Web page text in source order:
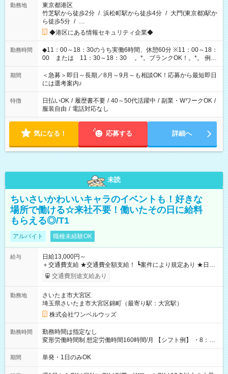
勤務地
東京都港区
竹芝駅から徒歩2分 / 浜松町駅から徒歩4分 / 大門(東京都)駅か
ら徒歩5分 / …
◆港区にある情報セキュリティ企業◆
勤務時間
◆11：00～18：30のうち実働6時間、休憩60分 ※11：00～18：
00 または 11：30～18：30 。*。ブランクOK！。*。 例え
ば前職が、 在宅/財団法人/事務/コールセンター/受付/販売/カフェ
スタッフ スイーツ販売/ホテルフロント/化粧品販売/など 様々な
業界から入社して活躍されています♪
期間
＜急募＞即日～長期／8月～9月～も相談OK！応募から最短即日
には選考案内♪
特徴 日払いOK / 履歴書不要 / 40～50代活躍中 / 副業・WワークOK /
服装自由 / 電話対応なし
気になる！ 応募する 詳細へ
未読
ちいさいかわいいキャラのイベントも！好きな
場所で働ける☆来社不要！働いたその日に給料
もらえる◎/T1
アルバイト 職種未経験OK
給与
日給13,000円～
＋交通費支給 ★交通費全額支給！ ┗案件により規定あり ★日払
いOK！（規定あり） ┗働いたその日に現金GET♪ お仕事後はコ
ンビニATMから 日払い分を引き落とせます！ 【試用期間】試
交通費別途支給あり
勤務地
さいたま市大宮区
埼玉県さいたま市大宮区錦町（最寄り駅：大宮駅）
株式会社ワンベルウッズ
勤務時間
勤務時間は指定なし
変形労働時間制 想定労働時間160時間/月 【シフト例】 ・8：00
～21：00
期間 単発・1日のみOK